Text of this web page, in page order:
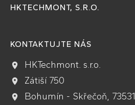
HKTECHMONT, S.R.O.
KONTAKTUJTE NÁS
HKTechmont. s.r.o.
Zátiší 750
Bohumín - Skřečoň, 73531